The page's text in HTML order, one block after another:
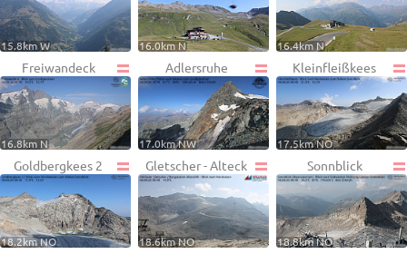
15.8km W 16.0km N 16.4km N
Freiwandeck
16.8km N
Adlersruhe
17.0km NW
Kleinfleißkees
17.5km NO
Goldbergkees 2
18.2km NO
Gletscher - Alteck
18.6km NO
Sonnblick
18.8km NO